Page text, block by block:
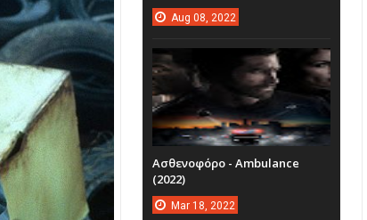
Aug 08, 2022
Ασθενοφόρο - Ambulance
(2022)
Mar 18, 2022